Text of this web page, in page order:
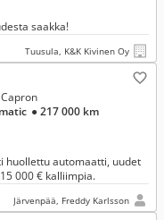
saakka!
Tuusula, K&K Kivinen Oy
● 217 000 km
huollettu automaatti, uudet
000 € kalliimpia.
Järvenpää, Freddy Karlsson